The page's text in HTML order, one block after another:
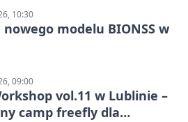
10:30
modelu BIONSS w
09:00
vol.11 w Lublinie –
camp freefly dla